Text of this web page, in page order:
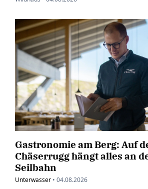
Gastronomie am Berg: Auf
Chäserrugg hängt alles an
Seilbahn
Unterwasser • 04.08.2026